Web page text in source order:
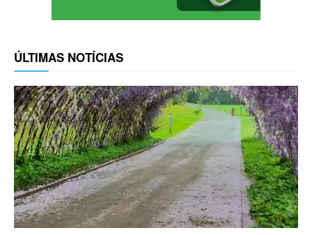
ÚLTIMAS NOTÍCIAS